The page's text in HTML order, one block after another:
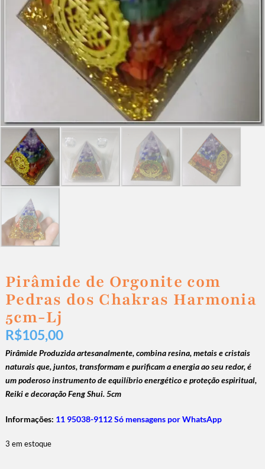
Pirâmide de Orgonite com
Pedras dos Chakras Harmonia
5cm-Lj
R$105,00
PirâmideProduzida artesanalmente, combina resina, metais e cristais
naturais que, juntos, transformam e purificam a energia ao seu redor,é
um poderoso instrumento de equilíbrio energético e proteção espiritual,
Reiki e decoração Feng Shui. 5cm
Informações: 11 95038-9112 Só mensagens por WhatsApp
3 em estoque